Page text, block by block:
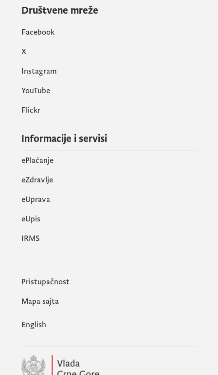
Društvene mreže
Facebook
X
Instagram
YouTube
Flickr
Informacije i servisi
ePlaćanje
eZdravlje
eUprava
еUpis
IRMS
Pristupačnost
Mapa sajta
English